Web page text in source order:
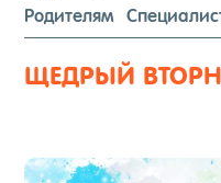
Родителям
ЩЕДРЫЙ